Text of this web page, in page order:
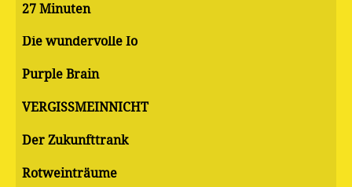
27 Minuten
Die wundervolle Io
Purple Brain
VERGISSMEINNICHT
Der Zukunfttrank
Rotweinträume